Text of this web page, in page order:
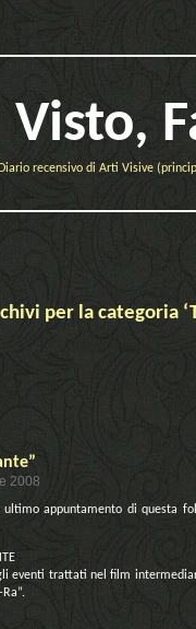
Visto,
Diario recensivo di Arti Visive
per la categoria
2008
appuntamento di questa
eventi trattati nel film